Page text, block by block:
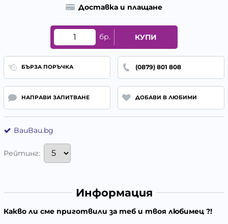
Доставка и плащане
бр. КУПИ
БЪРЗА ПОРЪЧКА (0879) 801 808
НАПРАВИ ЗАПИТВАНЕ ДОБАВИ В ЛЮБИМИ
BauBau.bg
Рейтинг:
Информация
Какво ли сме приготвили за теб и твоя любимец ?!